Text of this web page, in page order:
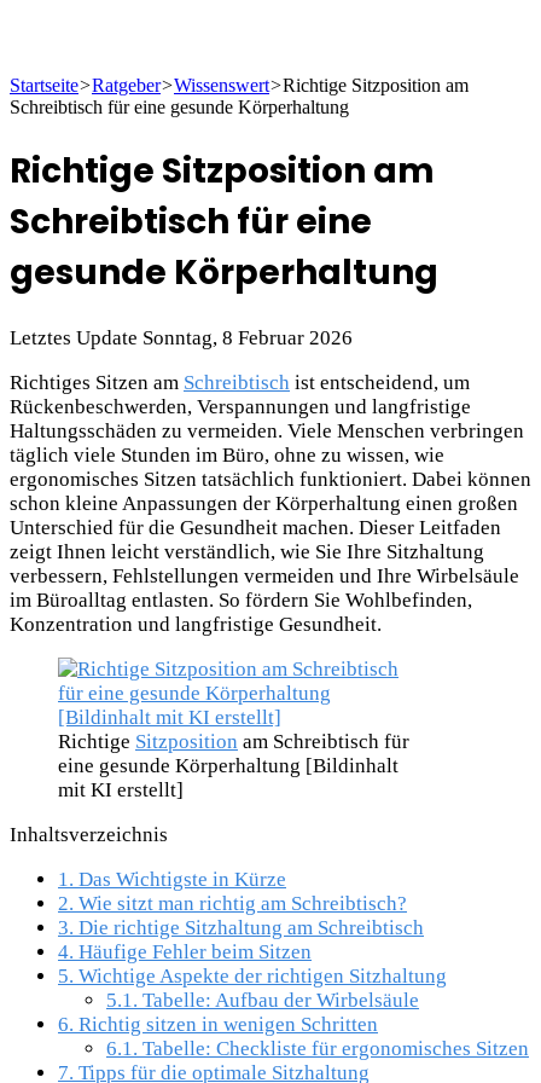
Startseite>Ratgeber>Wissenswert>Richtige Sitzposition am
Schreibtisch für eine gesunde Körperhaltung
Richtige Sitzposition am
Schreibtisch für eine
gesunde Körperhaltung
Letztes Update Sonntag, 8 Februar 2026
Richtiges Sitzen am Schreibtisch ist entscheidend, um
Rückenbeschwerden, Verspannungen und langfristige
Haltungsschäden zu vermeiden. Viele Menschen verbringen
täglich viele Stunden im Büro, ohne zu wissen, wie
ergonomisches Sitzen tatsächlich funktioniert. Dabei können
schon kleine Anpassungen der Körperhaltung einen großen
Unterschied für die Gesundheit machen. Dieser Leitfaden
zeigt Ihnen leicht verständlich, wie Sie Ihre Sitzhaltung
verbessern, Fehlstellungen vermeiden und Ihre Wirbelsäule
im Büroalltag entlasten. So fördern Sie Wohlbefinden,
Konzentration und langfristige Gesundheit.
Richtige Sitzposition am Schreibtisch für
eine gesunde Körperhaltung [Bildinhalt
mit KI erstellt]
Inhaltsverzeichnis
1. Das Wichtigste in Kürze
2. Wie sitzt man richtig am Schreibtisch?
3. Die richtige Sitzhaltung am Schreibtisch
4. Häufige Fehler beim Sitzen
5. Wichtige Aspekte der richtigen Sitzhaltung
5.1. Tabelle: Aufbau der Wirbelsäule
6. Richtig sitzen in wenigen Schritten
6.1. Tabelle: Checkliste für ergonomisches Sitzen
7. Tipps für die optimale Sitzhaltung